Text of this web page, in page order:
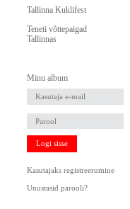
Tallinna Kuklifest
Teneti võttepaigad
Tallinnas
Minu album
Logi sisse
Kasutajaks registreerumine
Unustasid parooli?